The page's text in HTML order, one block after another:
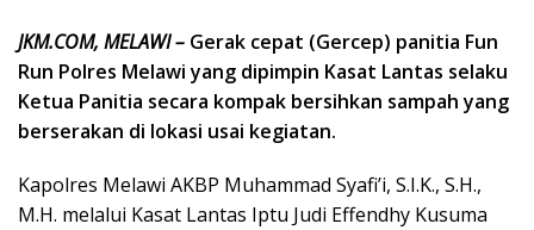
JKM.COM, MELAWI – Gerak cepat (Gercep) panitia Fun
Run Polres Melawi yang dipimpin Kasat Lantas selaku
Ketua Panitia secara kompak bersihkan sampah yang
berserakan di lokasi usai kegiatan.
Kapolres Melawi AKBP Muhammad Syafi’i, S.I.K., S.H.,
M.H. melalui Kasat Lantas Iptu Judi Effendhy Kusuma